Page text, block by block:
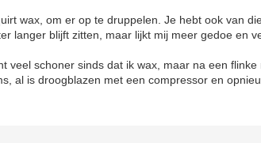
wax, om er op te druppelen. Je hebt ook van
langer blijft zitten, maar lijkt mij meer gedoe en
veel schoner sinds dat ik wax, maar na een
al is droogblazen met een compressor en